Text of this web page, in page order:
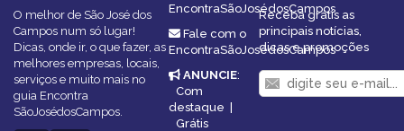
O melhor de São José dos
Campos num só lugar!
Dicas, onde ir, o que fazer, as
melhores empresas, locais,
serviços e muito mais no
guia Encontra
SãoJosédosCampos.
EncontraSãoJosédosCampos
Fale com o
EncontraSãoJosédosCampos
ANUNCIE:
Com
destaque |
Grátis
Receba grátis as
principais notícias,
dicas e promoções